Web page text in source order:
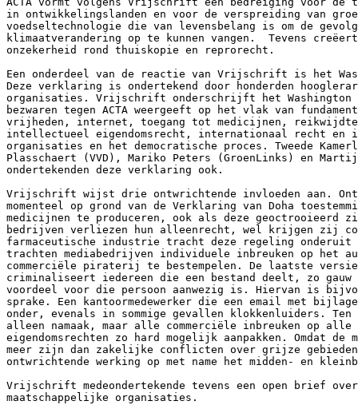
in ontwikkelingslanden en voor de verspreiding van
voedseltechnologie die van levensbelang is om de
klimaatverandering op te kunnen vangen.  Tevens
onzekerheid rond thuiskopie en reprorecht.
Een onderdeel van de reactie van Vrijschrift is het
Deze verklaring is ondertekend door honderden
organisaties. Vrijschrift onderschrijft het Washington
bezwaren tegen ACTA weergeeft op het vlak van
vrijheden, internet, toegang tot medicijnen,
intellectueel eigendomsrecht, internationaal recht en
organisaties en het democratische proces. Tweede
Plasschaert (VVD), Mariko Peters (GroenLinks) en
ondertekenden deze verklaring ook.
Vrijschrift wijst drie ontwrichtende invloeden aan.
momenteel op grond van de Verklaring van Doha
medicijnen te produceren, ook als deze geoctrooieerd
bedrijven verliezen hun alleenrecht, wel krijgen zij
farmaceutische industrie tracht deze regeling onderuit
trachten mediabedrijven individuele inbreuken op het
commerciële piraterij te bestempelen. De laatste versie
criminaliseert iedereen die een bestand deelt, zo gauw
voordeel voor die persoon aanwezig is. Hiervan is
sprake. Een kantoormedewerker die een email met
onder, evenals in sommige gevallen klokkenluiders.
alleen namaak, maar alle commerciële inbreuken op
eigendomsrechten zo hard mogelijk aanpakken. Omdat
meer zijn dan zakelijke conflicten over grijze
ontwrichtende werking op met name het midden- en
Vrijschrift medeondertekende tevens een open brief
maatschappelijke organisaties.